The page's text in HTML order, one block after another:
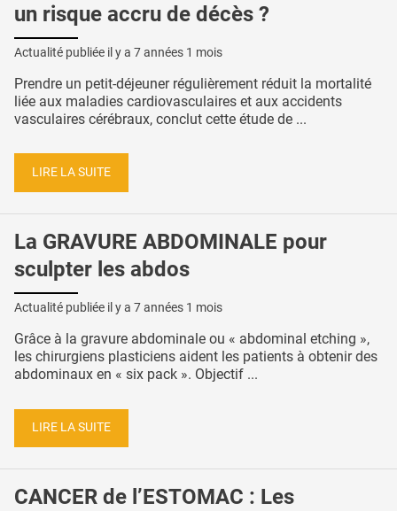
un risque accru de décès ?
Actualité publiée il y a 7 années 1 mois
Prendre un petit-déjeuner régulièrement réduit la mortalité
liée aux maladies cardiovasculaires et aux accidents
vasculaires cérébraux, conclut cette étude de ...
LIRE LA SUITE
La GRAVURE ABDOMINALE pour
sculpter les abdos
Actualité publiée il y a 7 années 1 mois
Grâce à la gravure abdominale ou « abdominal etching »,
les chirurgiens plasticiens aident les patients à obtenir des
abdominaux en « six pack ». Objectif ...
LIRE LA SUITE
CANCER de l’ESTOMAC : Les